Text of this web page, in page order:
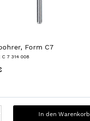
Form C7
7 314 008
In den Warenkorb